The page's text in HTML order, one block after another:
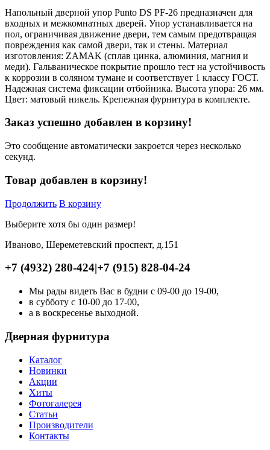
Напольный дверной упор Punto DS PF-26 предназначен для
входных и межкомнатных дверей. Упор устанавливается на
пол, ограничивая движение двери, тем самым предотвращая
повреждения как самой двери, так и стены. Материал
изготовления: ZAMAK (сплав цинка, алюминия, магния и
меди). Гальваническое покрытие прошло тест на устойчивость
к коррозии в соляном тумане и соответствует 1 классу ГОСТ.
Надежная система фиксации отбойника. Высота упора: 26 мм.
Цвет: матовый никель. Крепежная фурнитура в комплекте.
Заказ успешно добавлен в корзину!
Это сообщение автоматически закроется через несколько
секунд.
Товар добавлен в корзину!
Продолжить В корзину
Выберите хотя бы один размер!
Иваново, Шереметевский проспект, д.151
+7 (4932) 280-424|+7 (915) 828-04-24
Мы рады видеть Вас в будни с 09-00 до 19-00,
в субботу с 10-00 до 17-00,
а в воскресенье выходной.
Дверная фурнитура
Каталог
Новинки
Акции
Хиты
Фотогалерея
Статьи
Производители
Контакты